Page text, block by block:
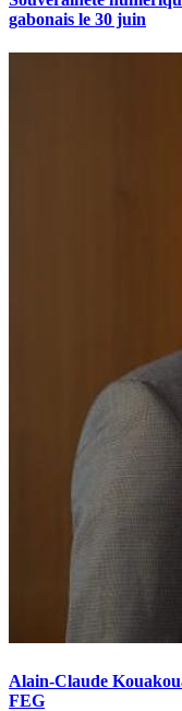
gabonais le 30 juin
Alain-Claude
FEG